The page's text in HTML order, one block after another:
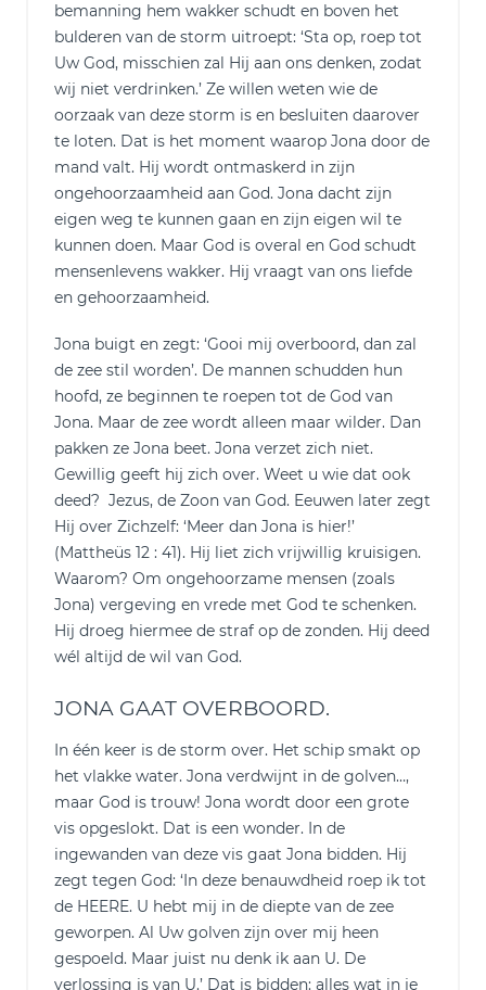
bemanning hem wakker schudt en boven het
bulderen van de storm uitroept: ‘Sta op, roep tot
Uw God, misschien zal Hij aan ons denken, zodat
wij niet verdrinken.’ Ze willen weten wie de
oorzaak van deze storm is en besluiten daarover
te loten. Dat is het moment waarop Jona door de
mand valt. Hij wordt ontmaskerd in zijn
ongehoorzaamheid aan God. Jona dacht zijn
eigen weg te kunnen gaan en zijn eigen wil te
kunnen doen. Maar God is overal en God schudt
mensenlevens wakker. Hij vraagt van ons liefde
en gehoorzaamheid.
Jona buigt en zegt: ‘Gooi mij overboord, dan zal
de zee stil worden’. De mannen schudden hun
hoofd, ze beginnen te roepen tot de God van
Jona. Maar de zee wordt alleen maar wilder. Dan
pakken ze Jona beet. Jona verzet zich niet.
Gewillig geeft hij zich over. Weet u wie dat ook
deed? Jezus, de Zoon van God. Eeuwen later zegt
Hij over Zichzelf: ‘Meer dan Jona is hier!’
(Mattheüs 12 : 41). Hij liet zich vrijwillig kruisigen.
Waarom? Om ongehoorzame mensen (zoals
Jona) vergeving en vrede met God te schenken.
Hij droeg hiermee de straf op de zonden. Hij deed
wél altijd de wil van God.
JONA GAAT OVERBOORD.
In één keer is de storm over. Het schip smakt op
het vlakke water. Jona verdwijnt in de golven…,
maar God is trouw! Jona wordt door een grote
vis opgeslokt. Dat is een wonder. In de
ingewanden van deze vis gaat Jona bidden. Hij
zegt tegen God: ‘In deze benauwdheid roep ik tot
de HEERE. U hebt mij in de diepte van de zee
geworpen. Al Uw golven zijn over mij heen
gespoeld. Maar juist nu denk ik aan U. De
verlossing is van U.’ Dat is bidden: alles wat in je